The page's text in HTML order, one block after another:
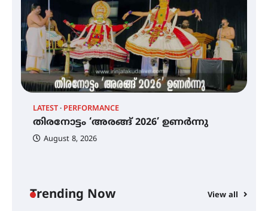
LATEST PERFORMANCE
തിരനോട്ടം ‘അരങ്ങ് 2026’ ഉണർന്നു
August 8, 2026
Trending Now View all
എം.ജി. യൂണിവേഴ്‌സിറ്റിയിൽ നിന്ന്
ഇംഗ്ളീഷ് സാഹിത്യത്തിൽ
ഡോക്ടറേറ്റ് നേടിയ എൻ. ആര്യ
ട്യുണീഷ്യൻ ചിത്രം ” ദി വോയിസ്
ഫിലിം സൊസൈറ്റി ആഗസ്റ്റ് 7
വെള്ളിയാഴ്ച സ്‌ക്രീൻ ചെയ്യുന്നു